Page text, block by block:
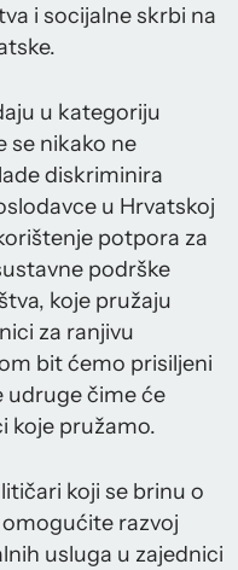
i socijalne skrbi na
u kategoriju
se nikako ne
diskriminira
u Hrvatskoj
potpora za
podrške
koje pružaju
za ranjivu
bit ćemo prisiljeni
udruge čime će
koje pružamo.
koji se brinu o
razvoj
usluga u zajednici